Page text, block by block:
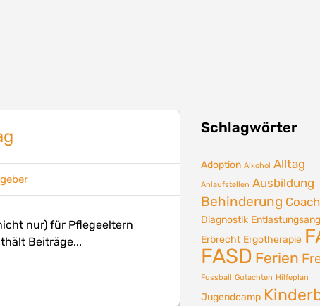
nur) für Pflegeeltern
Beiträge...
Schlagwörter
Adoption Alkohol Alltag
Anlaufstellen Ausbildung
Behinderung
Diagnostik
Erbrecht Ergotherapie
FASD Ferien
Fussball Gutachten Hilfeplan
Jugendcamp